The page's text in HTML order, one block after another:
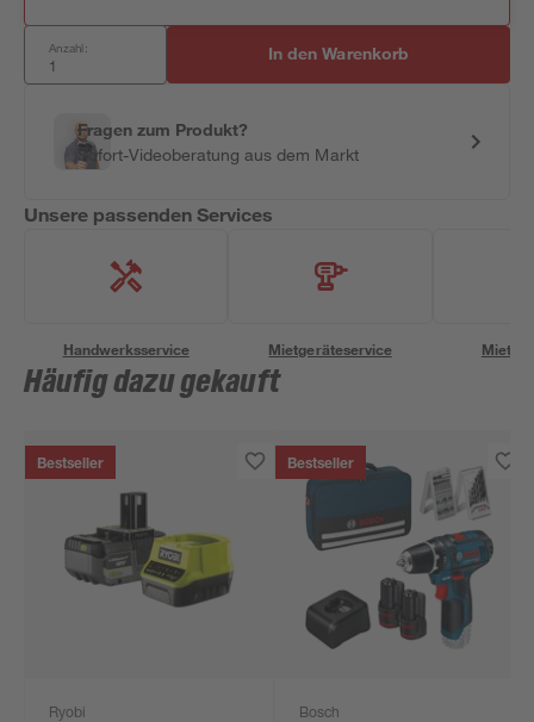
Anzahl: In den Warenkorb
Fragen zum Produkt?
Sofort-Videoberatung aus dem Markt
Unsere passenden Services
Handwerksservice Mietgeräteservice
Häufig dazu gekauft
Bestseller
Ryobi
Bestseller
Bosch